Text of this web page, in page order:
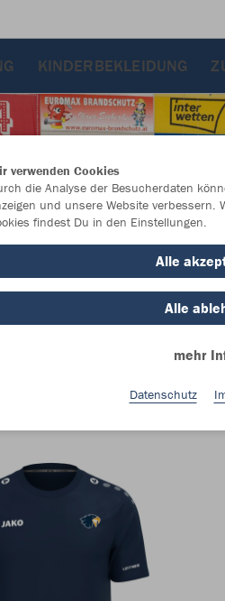
KINDERBEKLEIDUNG
verwenden Cookies
die Analyse der Besucherdaten
und unsere Website verbessern.
findest Du in den Einstellungen.
Alle
Alle
mehr
Datenschutz